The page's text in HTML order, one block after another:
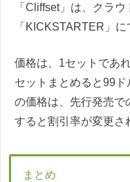
「Cliffset」は、クラ
「KICKSTARTER」
価格は、1セットであ
セットまとめると99
の価格は、先行発売で
すると割引率が変更さ
まとめ